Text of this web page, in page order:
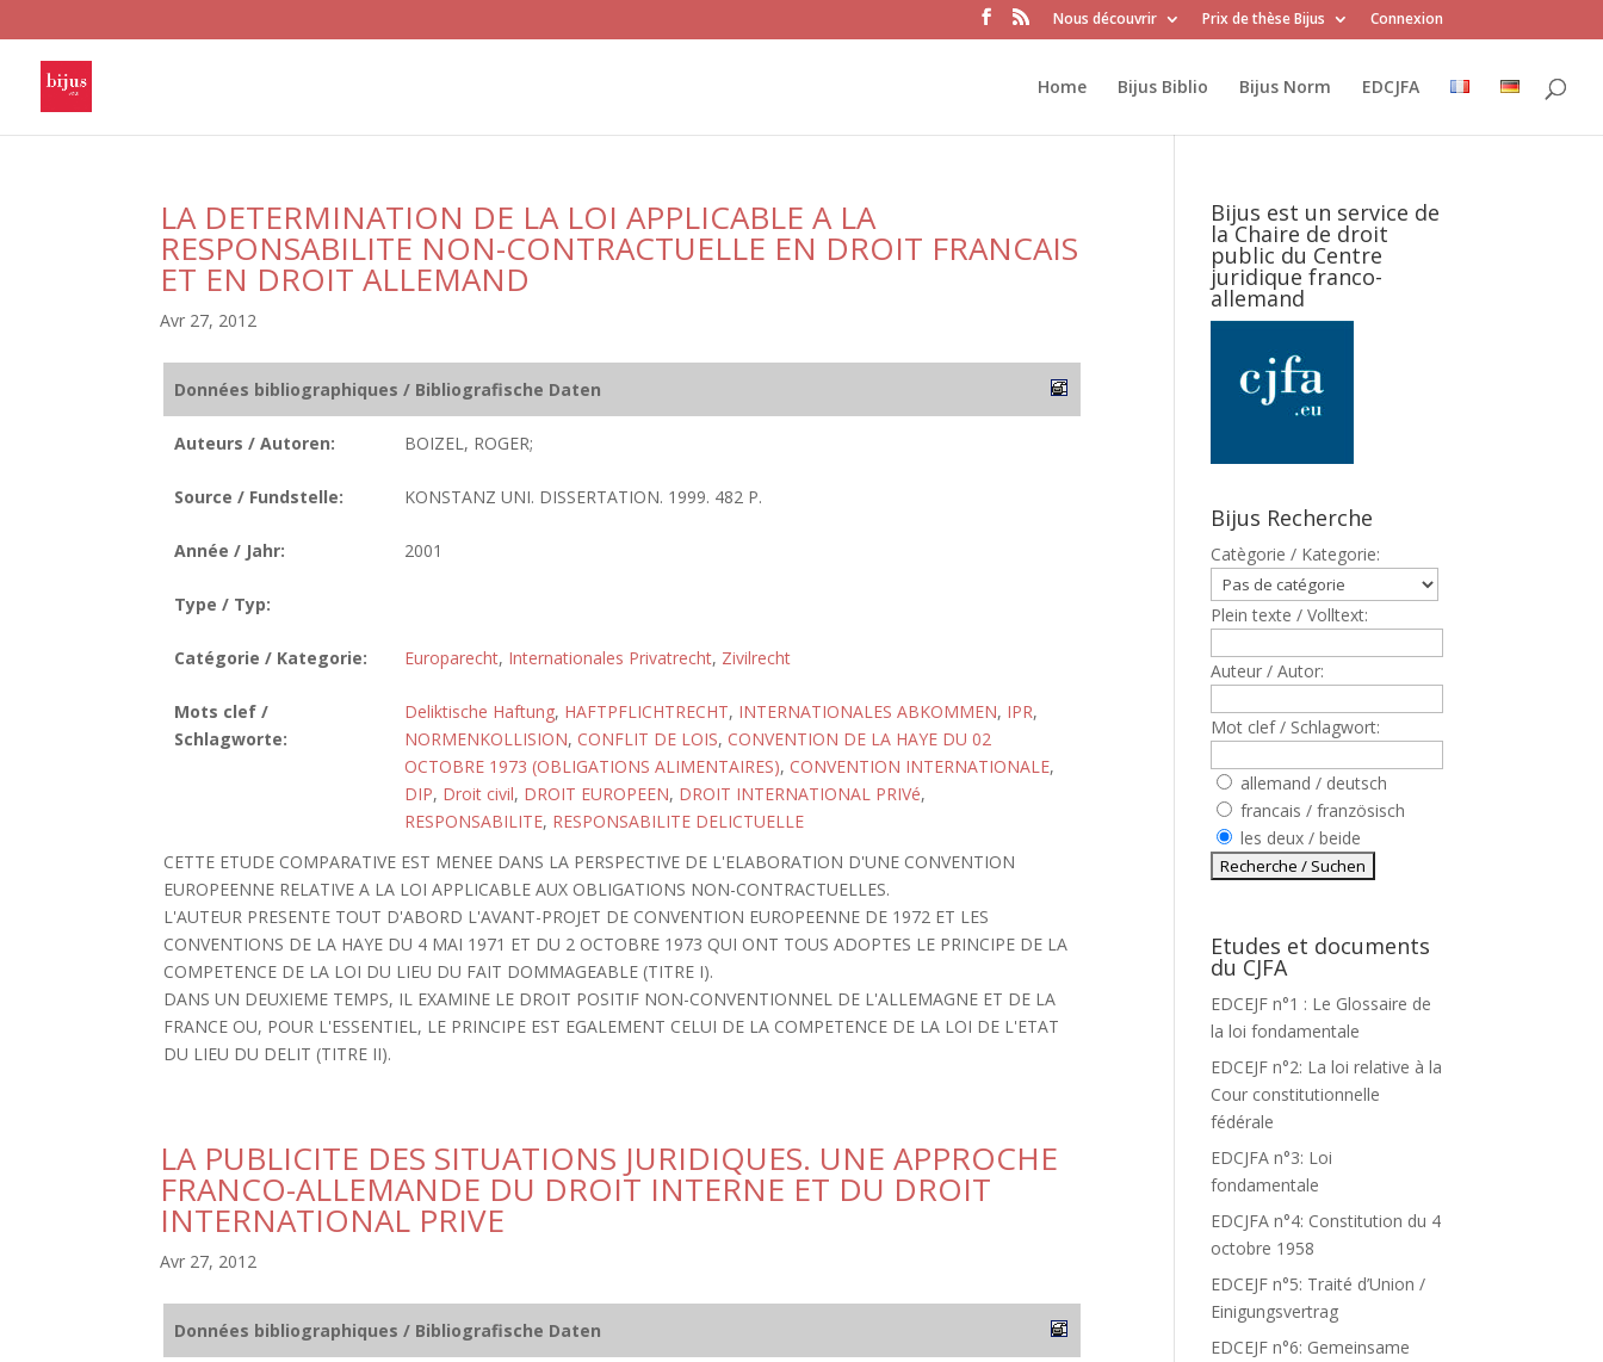
Nous découvrir Prix de thèse Bijus Connexion
Home Bijus Biblio Bijus Norm EDCJFA
LA DETERMINATION DE LA LOI APPLICABLE A LA
RESPONSABILITE NON-CONTRACTUELLE EN DROIT FRANCAIS
ET EN DROIT ALLEMAND
Avr 27, 2012
Données bibliographiques / Bibliografische Daten
Auteurs / Autoren: BOIZEL, ROGER;
Source / Fundstelle: KONSTANZ UNI. DISSERTATION. 1999. 482 P.
Année / Jahr: 2001
Type / Typ:
Catégorie / Kategorie: Europarecht, Internationales Privatrecht, Zivilrecht
Mots clef /
Schlagworte:
Deliktische Haftung, HAFTPFLICHTRECHT, INTERNATIONALES ABKOMMEN, IPR,
NORMENKOLLISION, CONFLIT DE LOIS, CONVENTION DE LA HAYE DU 02
OCTOBRE 1973 (OBLIGATIONS ALIMENTAIRES), CONVENTION INTERNATIONALE,
DIP, Droit civil, DROIT EUROPEEN, DROIT INTERNATIONAL PRIVé,
RESPONSABILITE, RESPONSABILITE DELICTUELLE
CETTE ETUDE COMPARATIVE EST MENEE DANS LA PERSPECTIVE DE L'ELABORATION D'UNE CONVENTION
EUROPEENNE RELATIVE A LA LOI APPLICABLE AUX OBLIGATIONS NON-CONTRACTUELLES.
L'AUTEUR PRESENTE TOUT D'ABORD L'AVANT-PROJET DE CONVENTION EUROPEENNE DE 1972 ET LES
CONVENTIONS DE LA HAYE DU 4 MAI 1971 ET DU 2 OCTOBRE 1973 QUI ONT TOUS ADOPTES LE PRINCIPE DE LA
COMPETENCE DE LA LOI DU LIEU DU FAIT DOMMAGEABLE (TITRE I).
DANS UN DEUXIEME TEMPS, IL EXAMINE LE DROIT POSITIF NON-CONVENTIONNEL DE L'ALLEMAGNE ET DE LA
FRANCE OU, POUR L'ESSENTIEL, LE PRINCIPE EST EGALEMENT CELUI DE LA COMPETENCE DE LA LOI DE L'ETAT
DU LIEU DU DELIT (TITRE II).
LA PUBLICITE DES SITUATIONS JURIDIQUES. UNE APPROCHE
FRANCO-ALLEMANDE DU DROIT INTERNE ET DU DROIT
INTERNATIONAL PRIVE
Avr 27, 2012
Données bibliographiques / Bibliografische Daten
Bijus est un service de
la Chaire de droit
public du Centre
juridique franco-
allemand
Bijus Recherche
Catègorie / Kategorie:
Plein texte / Volltext:
Auteur / Autor:
Mot clef / Schlagwort:
allemand / deutsch
francais / französisch
les deux / beide
Etudes et documents
du CJFA
EDCEJF n°1 : Le Glossaire de
la loi fondamentale
EDCEJF n°2: La loi relative à la
Cour constitutionnelle
fédérale
EDCJFA n°3: Loi
fondamentale
EDCJFA n°4: Constitution du 4
octobre 1958
EDCEJF n°5: Traité d’Union /
Einigungsvertrag
EDCEJF n°6: Gemeinsame